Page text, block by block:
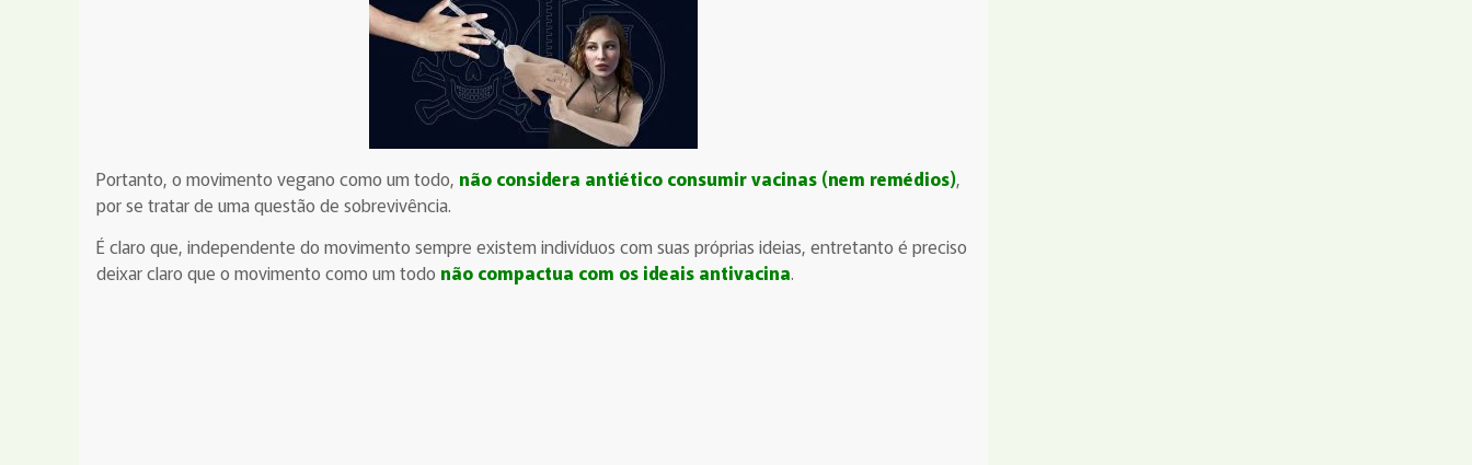
Portanto, o movimento vegano como um todo, não considera antiético consumir vacinas (nem remédios),
por se tratar de uma questão de sobrevivência.
É claro que, independente do movimento sempre existem indivíduos com suas próprias ideias, entretanto é preciso
deixar claro que o movimento como um todo não compactua com os ideais antivacina.